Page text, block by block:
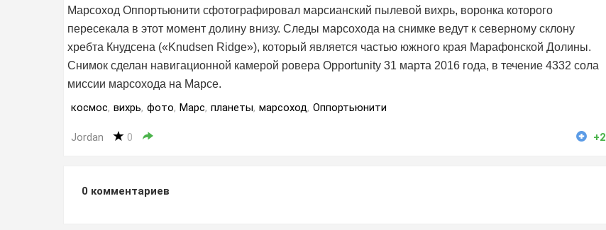
Марсоход Оппортьюнити сфотографировал марсианский пылевой вихрь, воронка которого
пересекала в этот момент долину внизу. Следы марсохода на снимке ведут к северному склону
хребта Кнудсена («Knudsen Ridge»), который является частью южного края Марафонской Долины.
Снимок сделан навигационной камерой ровера Opportunity 31 марта 2016 года, в течение 4332 сола
миссии марсохода на Марсе.
космос, вихрь, фото, Марс, планеты, марсоход, Оппортьюнити
Jordan 0 +2
0 комментариев